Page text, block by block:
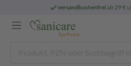
versandkostenfreiab 29 €